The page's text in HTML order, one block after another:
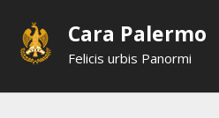
content
Cara Palermo
Felicis urbis Panormi